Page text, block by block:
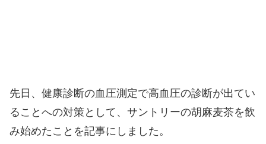
先日、健康診断の血圧測定で高血圧の診断が出てい
ることへの対策として、サントリーの胡麻麦茶を飲
み始めたことを記事にしました。